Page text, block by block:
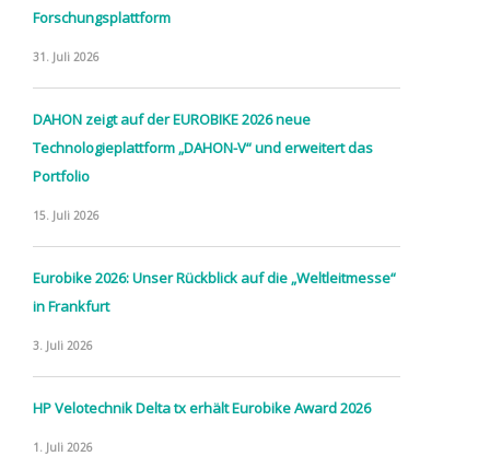
Forschungsplattform
31. Juli 2026
DAHON zeigt auf der EUROBIKE 2026 neue
Technologieplattform „DAHON-V“ und erweitert das
Portfolio
15. Juli 2026
Eurobike 2026: Unser Rückblick auf die „Weltleitmesse“
in Frankfurt
3. Juli 2026
HP Velotechnik Delta tx erhält Eurobike Award 2026
1. Juli 2026